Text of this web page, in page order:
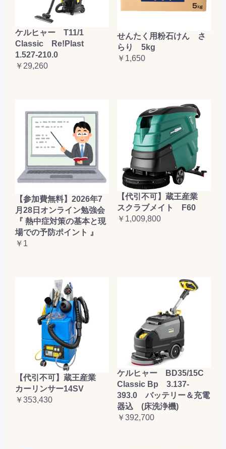
ケルヒャー T11/1
Classic Re!Plast
1.527-210.0
￥29,260
せんたく用粉石けん さ
らり 5kg
￥1,650
【参加費無料】2026年7
月28日オンライン勉強会
『 熱中症対策の基本と現
場での予防ポイント 』
￥1
【代引不可】蔵王産業
スクラブメイト F60
￥1,009,800
【代引不可】蔵王産業
カーリンサー14SV
￥353,430
ケルヒャー BD35/15C
Classic Bp 3.137-
393.0 バッテリー＆充電
器込 (床洗浄機)
￥392,700